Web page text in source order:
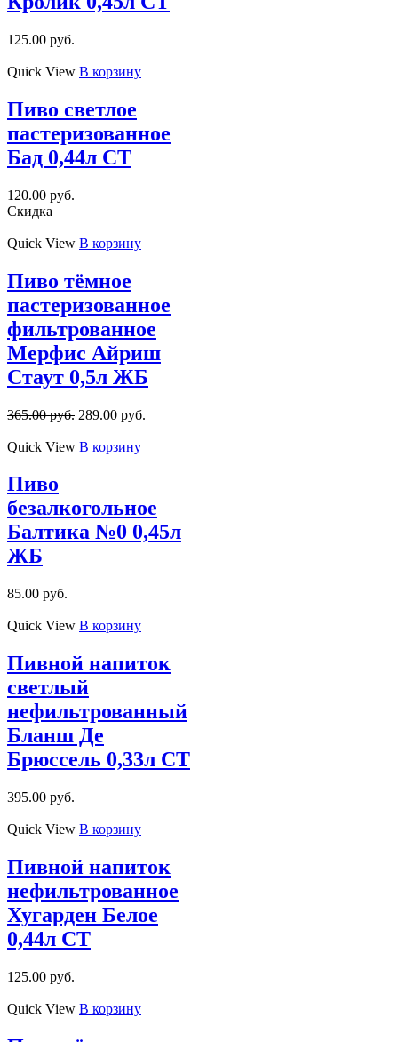
125.00 руб.
Quick View В корзину
Пиво светлое
пастеризованное
Бад 0,44л СТ
120.00 руб.
Скидка
Quick View В корзину
Пиво тёмное
пастеризованное
фильтрованное
Мерфис Айриш
Стаут 0,5л ЖБ
365.00руб. 289.00 руб.
Quick View В корзину
Пиво
безалкогольное
Балтика №0 0,45л
ЖБ
85.00 руб.
Quick View В корзину
Пивной напиток
светлый
нефильтрованный
Бланш Де
Брюссель 0,33л СТ
395.00 руб.
Quick View В корзину
Пивной напиток
нефильтрованное
Хугарден Белое
0,44л CТ
125.00 руб.
Quick View В корзину